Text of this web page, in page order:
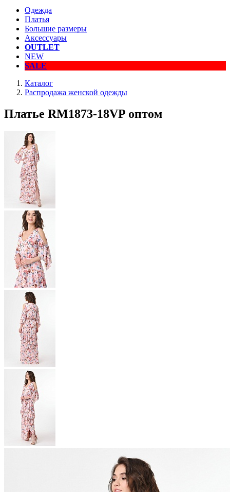
Одежда
Платья
Большие размеры
Аксессуары
OUTLET
NEW
SALE
Каталог
Распродажа женской одежды
Платье RM1873-18VP оптом